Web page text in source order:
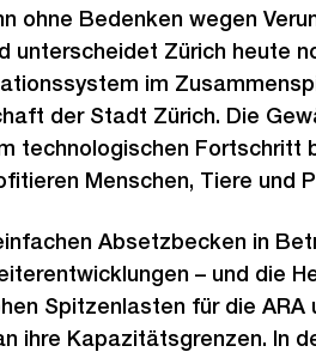
ohne Bedenken wegen
unterscheidet Zürich heute
im
der Stadt Zürich. Die
technologischen Fortschritt
Menschen, Tiere und
Absetzbecken in
– und die
Spitzenlasten für die ARA
ihre Kapazitätsgrenzen. In